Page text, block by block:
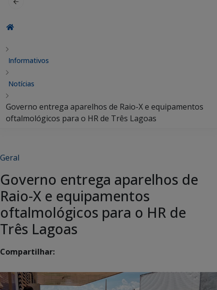
Informativos
Notícias
Governo entrega aparelhos de Raio-X e equipamentos
oftalmológicos para o HR de Três Lagoas
Geral
Governo entrega aparelhos de
Raio-X e equipamentos
oftalmológicos para o HR de
Três Lagoas
Compartilhar: